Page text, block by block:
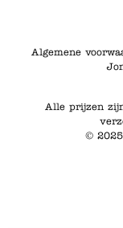
Algemene
Alle prijzen
© 2025